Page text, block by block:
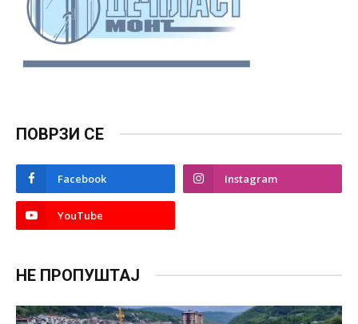
ПОВРЗИ СЕ
Facebook Instagram
YouTube
НЕ ПРОПУШТАЈ